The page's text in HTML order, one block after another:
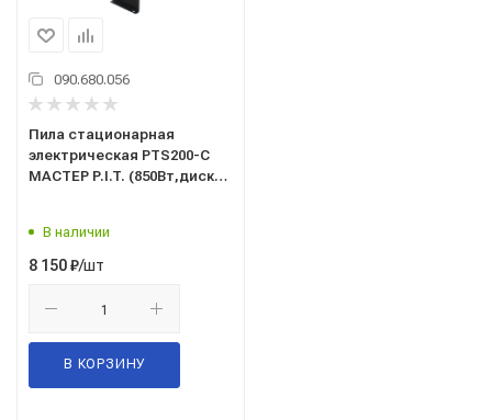
090.680.056
Пила стационарная
электрическая PTS200-C
МАСТЕР P.I.T. (850Вт,диск
В наличии
8 150₽/шт
В КОРЗИНУ